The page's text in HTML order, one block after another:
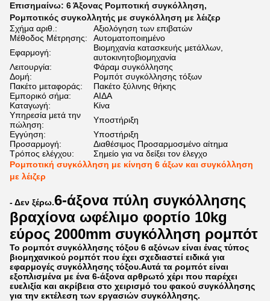
Επισημαίνω: 6 Άξονας Ρομποτική συγκόλληση,
Ρομποτικός συγκολλητής με συγκόλληση με λέιζερ
Σχήμα αριθ.:
Αξιολόγηση των επιβατών
Μέθοδος Μέτρησης:
Αυτοματοποιημένο
Εφαρμογή:
Βιομηχανία κατασκευής μετάλλων,
αυτοκινητοβιομηχανία
Λειτουργία:
Φάραμ συγκόλλησης
Δομή:
Ρομπότ συγκόλλησης τόξων
Πακέτο μεταφοράς:
Πακέτο ξύλινης θήκης
Εμπορικό σήμα:
ΑΙΔΑ
Καταγωγή:
Κίνα
Υπηρεσία μετά την
πώληση:
Υποστήριξη
Εγγύηση:
Υποστήριξη
Προσαρμογή:
Διαθέσιμος Προσαρμοσμένο αίτημα
Τρόπος ελέγχου:
Σημείο για να δείξει τον έλεγχο
Ρομποτική συγκόλληση με κίνηση 6 άξων και συγκόλληση
με λέιζερ
- Δεν ξέρω.6-άξονα πύλη συγκόλλησης
βραχίονα ωφέλιμο φορτίο 10kg
εύρος 2000mm συγκόλληση ρομπότ
Το ρομπότ συγκόλλησης τόξου 6 αξόνων είναι ένας τύπος
βιομηχανικού ρομπότ που έχει σχεδιαστεί ειδικά για
εφαρμογές συγκόλλησης τόξου.Αυτά τα ρομπότ είναι
εξοπλισμένα με ένα 6-άξονα αρθρωτό χέρι που παρέχει
ευελιξία και ακρίβεια στο χειρισμό του φακού συγκόλλησης
για την εκτέλεση των εργασιών συγκόλλησης.